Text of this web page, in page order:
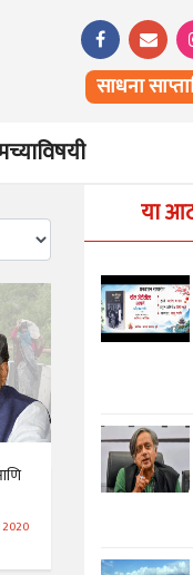
साधना
या
जपणारी